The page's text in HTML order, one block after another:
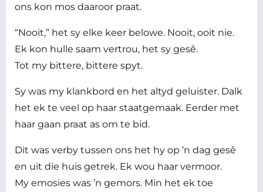
ons kon mos daaroor praat.
“Nooit,” het sy elke keer belowe. Nooit, ooit nie.
Ek kon hulle saam vertrou, het sy gesê.
Tot my bittere, bittere spyt.
Sy was my klankbord en het altyd geluister. Dalk
het ek te veel op haar staatgemaak. Eerder met
haar gaan praat as om te bid.
Dit was verby tussen ons het hy op ’n dag gesê
en uit die huis getrek. Ek wou haar vermoor.
My emosies was ’n gemors. Min het ek toe